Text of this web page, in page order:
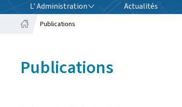
L' Administration
Actualités
Publications
Publications